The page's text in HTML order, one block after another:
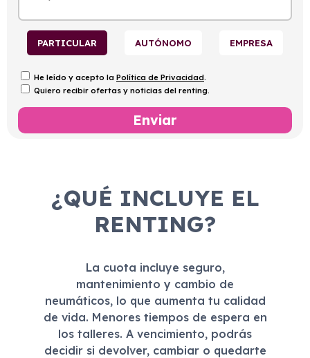
PARTICULAR AUTÓNOMO EMPRESA
He leído y acepto la Política de Privacidad.
Quiero recibir ofertas y noticias del renting.
¿QUÉ INCLUYE EL
RENTING?
La cuota incluye seguro,
mantenimiento y cambio de
neumáticos, lo que aumenta tu calidad
de vida. Menores tiempos de espera en
los talleres. A vencimiento, podrás
decidir si devolver, cambiar o quedarte